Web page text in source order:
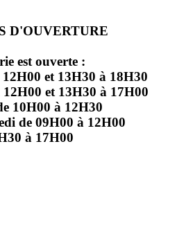
D'OUVERTURE
est ouverte :
et 13H30 à 18H30
et 13H30 à 17H00
10H00 à 12H30
de 09H00 à 12H00
à 17H00